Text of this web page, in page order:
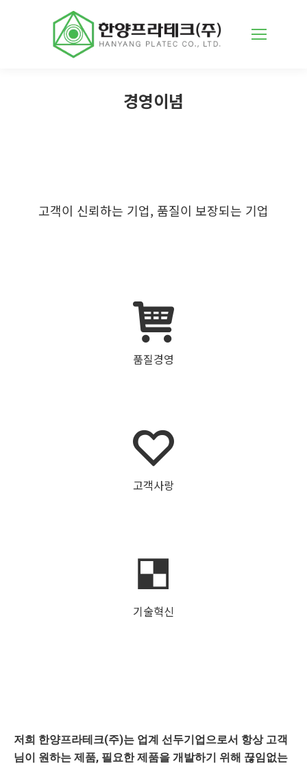
경영이념
고객이 신뢰하는 기업, 품질이 보장되는 기업
품질경영
고객사랑
기술혁신
저희 한양프라테크(주)는 업계 선두기업으로서 항상 고객
님이 원하는 제품, 필요한 제품을 개발하기 위해 끊임없는